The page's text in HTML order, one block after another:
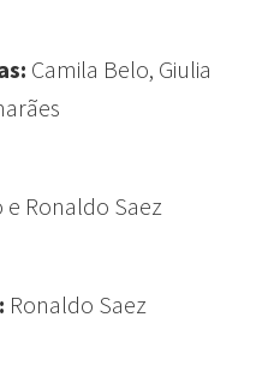
Camila Belo, Giulia
e Ronaldo Saez
Ronaldo Saez